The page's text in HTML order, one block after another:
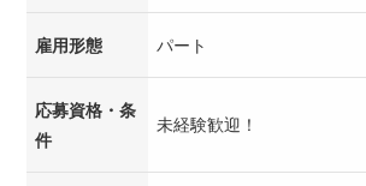
雇用形態 パート
応募資格・条
件
未経験歓迎！